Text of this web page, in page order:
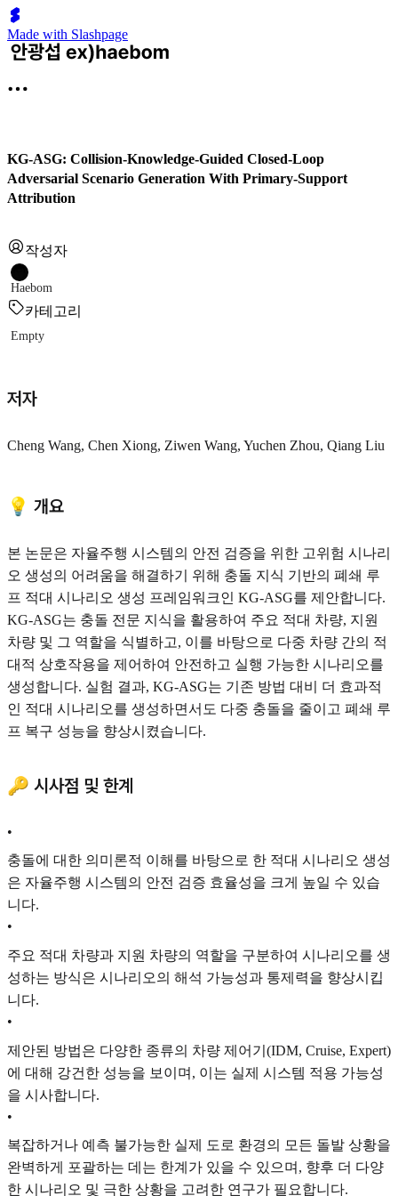
Made with Slashpage
KG-ASG: Collision-Knowledge-Guided Closed-Loop
Adversarial Scenario Generation With Primary-Support
Attribution
작성자
Haebom
카테고리
Empty
저자
Cheng Wang, Chen Xiong, Ziwen Wang, Yuchen Zhou, Qiang Liu
💡 개요
본 논문은 자율주행 시스템의 안전 검증을 위한 고위험 시나리
오 생성의 어려움을 해결하기 위해 충돌 지식 기반의 폐쇄 루
프 적대 시나리오 생성 프레임워크인 KG-ASG를 제안합니다.
KG-ASG는 충돌 전문 지식을 활용하여 주요 적대 차량, 지원
차량 및 그 역할을 식별하고, 이를 바탕으로 다중 차량 간의 적
대적 상호작용을 제어하여 안전하고 실행 가능한 시나리오를
생성합니다. 실험 결과, KG-ASG는 기존 방법 대비 더 효과적
인 적대 시나리오를 생성하면서도 다중 충돌을 줄이고 폐쇄 루
프 복구 성능을 향상시켰습니다.
🔑 시사점 및 한계
•
충돌에 대한 의미론적 이해를 바탕으로 한 적대 시나리오 생성
은 자율주행 시스템의 안전 검증 효율성을 크게 높일 수 있습
니다.
•
주요 적대 차량과 지원 차량의 역할을 구분하여 시나리오를 생
성하는 방식은 시나리오의 해석 가능성과 통제력을 향상시킵
니다.
•
제안된 방법은 다양한 종류의 차량 제어기(IDM, Cruise, Expert)
에 대해 강건한 성능을 보이며, 이는 실제 시스템 적용 가능성
을 시사합니다.
•
복잡하거나 예측 불가능한 실제 도로 환경의 모든 돌발 상황을
완벽하게 포괄하는 데는 한계가 있을 수 있으며, 향후 더 다양
한 시나리오 및 극한 상황을 고려한 연구가 필요합니다.